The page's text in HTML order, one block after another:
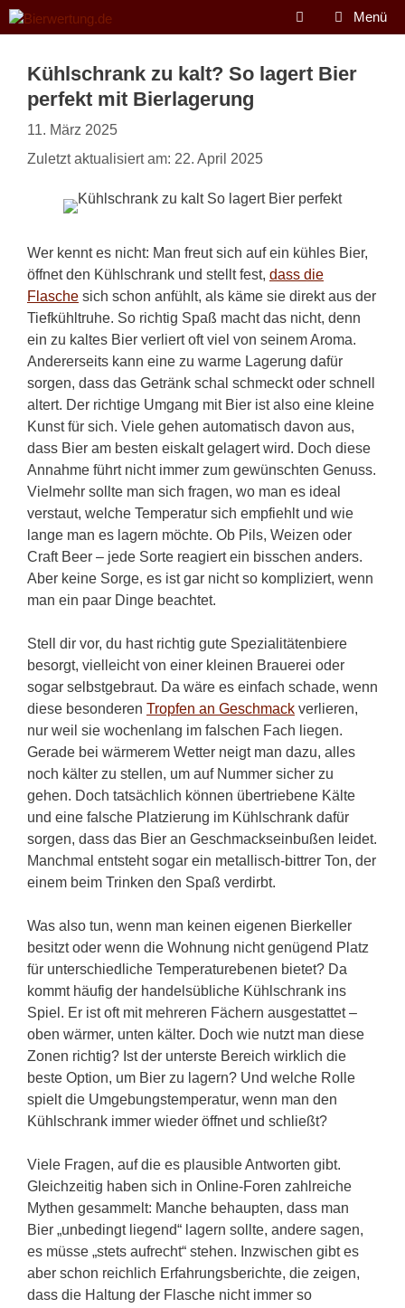
Zum
Inhalt
Menü
Kühlschrank zu kalt? So lagert Bier
perfekt mit Bierlagerung
11. März 2025
Zuletzt aktualisiert am: 22. April 2025
Wer kennt es nicht: Man freut sich auf ein kühles Bier,
öffnet den Kühlschrank und stellt fest, dass die
Flasche sich schon anfühlt, als käme sie direkt aus der
Tiefkühltruhe. So richtig Spaß macht das nicht, denn
ein zu kaltes Bier verliert oft viel von seinem Aroma.
Andererseits kann eine zu warme Lagerung dafür
sorgen, dass das Getränk schal schmeckt oder schnell
altert. Der richtige Umgang mit Bier ist also eine kleine
Kunst für sich. Viele gehen automatisch davon aus,
dass Bier am besten eiskalt gelagert wird. Doch diese
Annahme führt nicht immer zum gewünschten Genuss.
Vielmehr sollte man sich fragen, wo man es ideal
verstaut, welche Temperatur sich empfiehlt und wie
lange man es lagern möchte. Ob Pils, Weizen oder
Craft Beer – jede Sorte reagiert ein bisschen anders.
Aber keine Sorge, es ist gar nicht so kompliziert, wenn
man ein paar Dinge beachtet.
Stell dir vor, du hast richtig gute Spezialitätenbiere
besorgt, vielleicht von einer kleinen Brauerei oder
sogar selbstgebraut. Da wäre es einfach schade, wenn
diese besonderen Tropfen an Geschmack verlieren,
nur weil sie wochenlang im falschen Fach liegen.
Gerade bei wärmerem Wetter neigt man dazu, alles
noch kälter zu stellen, um auf Nummer sicher zu
gehen. Doch tatsächlich können übertriebene Kälte
und eine falsche Platzierung im Kühlschrank dafür
sorgen, dass das Bier an Geschmackseinbußen leidet.
Manchmal entsteht sogar ein metallisch-bittrer Ton, der
einem beim Trinken den Spaß verdirbt.
Was also tun, wenn man keinen eigenen Bierkeller
besitzt oder wenn die Wohnung nicht genügend Platz
für unterschiedliche Temperaturebenen bietet? Da
kommt häufig der handelsübliche Kühlschrank ins
Spiel. Er ist oft mit mehreren Fächern ausgestattet –
oben wärmer, unten kälter. Doch wie nutzt man diese
Zonen richtig? Ist der unterste Bereich wirklich die
beste Option, um Bier zu lagern? Und welche Rolle
spielt die Umgebungstemperatur, wenn man den
Kühlschrank immer wieder öffnet und schließt?
Viele Fragen, auf die es plausible Antworten gibt.
Gleichzeitig haben sich in Online-Foren zahlreiche
Mythen gesammelt: Manche behaupten, dass man
Bier „unbedingt liegend“ lagern sollte, andere sagen,
es müsse „stets aufrecht“ stehen. Inzwischen gibt es
aber schon reichlich Erfahrungsberichte, die zeigen,
dass die Haltung der Flasche nicht immer so